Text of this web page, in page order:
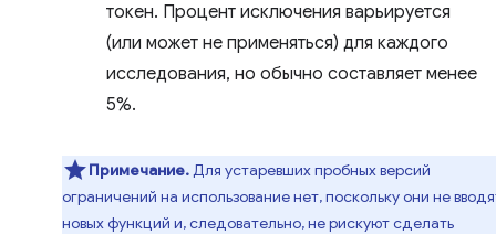
токен. Процент исключения варьируется
(или может не применяться) для каждого
исследования, но обычно составляет менее
5%.
Примечание.Для устаревших пробных версий
ограничений на использование нет, поскольку они не
новых функций и, следовательно, не рискуют сделать